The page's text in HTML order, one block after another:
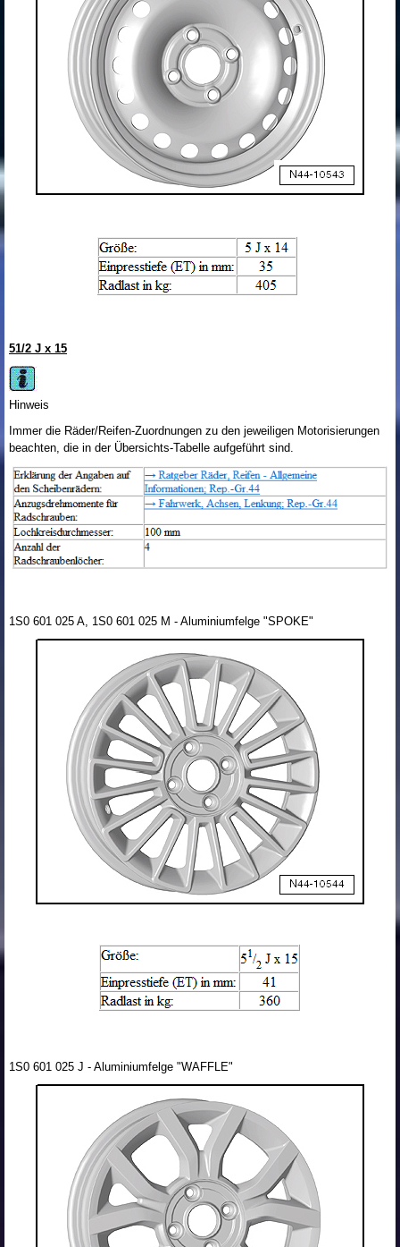
51/2 J x 15
Hinweis
Immer die Räder/Reifen-Zuordnungen zu den jeweiligen Motorisierungen
beachten, die in der Übersichts-Tabelle aufgeführt sind.
1S0 601 025 A, 1S0 601 025 M - Aluminiumfelge "SPOKE"
1S0 601 025 J - Aluminiumfelge "WAFFLE"